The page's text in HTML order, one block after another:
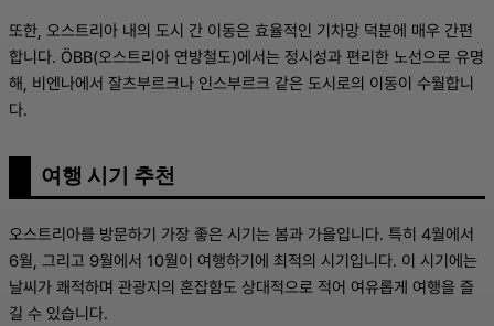
또한, 오스트리아 내의 도시 간 이동은 효율적인 기차망 덕분에 매우 간편
합니다. ÖBB(오스트리아 연방철도)에서는 정시성과 편리한 노선으로 유명
해, 비엔나에서 잘츠부르크나 인스부르크 같은 도시로의 이동이 수월합니
다.
여행 시기 추천
오스트리아를 방문하기 가장 좋은 시기는 봄과 가을입니다. 특히 4월에서
6월, 그리고 9월에서 10월이 여행하기에 최적의 시기입니다. 이 시기에는
날씨가 쾌적하며 관광지의 혼잡함도 상대적으로 적어 여유롭게 여행을 즐
길 수 있습니다.